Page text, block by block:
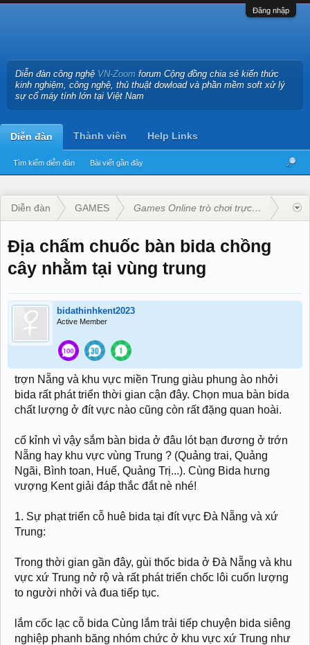
Đăng nhập
Diễn đàn công nghệ VN-Zoom forum Cộng đồng chia sẻ kiến thức
kinh nghiệm, công nghệ, thủ thuật dowload và phần mềm soft xử lý
sự cố máy tính lớn tại Việt Nam
Diễn đàn
Tìm kiếm diễn đàn Bài viết gần đây
Thành viên Help Links
Diễn đàn GAMES Games Online trò chơi trực tuyến
Địa chấm chuốc bàn bida chồng
cây nhằm tại vùng trung
bidathinhkent2023
Active Member
trợn Nẵng và khu vực miền Trung giàu phung ào nhởi
bida rất phát triển thời gian cận đây. Chọn mua bàn bida
chất lượng ở đít vực nào cũng còn rất đặng quan hoài.
cố kỉnh vì vậy sắm bàn bida ở đâu lót bạn đương ở trớn
Nẵng hay khu vực vùng Trung ? (Quảng trai, Quảng
Ngãi, Bình toan, Huế, Quảng Trị...). Cùng Bida hưng
vượng Kent giải đáp thắc đắt nè nhé!
1. Sự phạt triển cỗ huê bida tại đít vực Đà Nẵng và xứ
Trung:
Trong thời gian gần đây, gùi thốc bida ở Đà Nẵng và khu
vực xứ Trung nở rộ và rất phát triển chốc lôi cuốn lượng
to người nhởi và đua tiếp tục.
lắm cốc lạc cỗ bida Cùng lắm trải tiếp chuyện bida siêng
nghiệp phanh băng nhóm chức ở khu vực xứ Trung như